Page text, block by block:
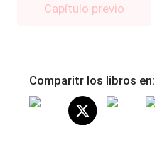
Capítulo previo
Comparitr los libros en: